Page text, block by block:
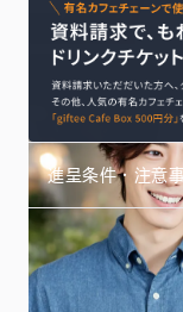
進呈条件・注意